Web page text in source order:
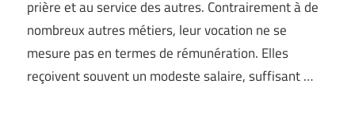
prière et au service des autres. Contrairement à de
nombreux autres métiers, leur vocation ne se
mesure pas en termes de rémunération. Elles
reçoivent souvent un modeste salaire, suffisant …